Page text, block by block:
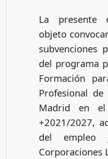
La presente
objeto
subvenciones
del programa
Formación
Profesional
Madrid en
+2021/2027,
del empleo
Corporaciones